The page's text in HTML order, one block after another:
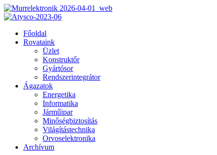
Főoldal
Rovataink
Üzlet
Konstruktőr
Gyártósor
Rendszerintegrátor
Ágazatok
Energetika
Informatika
Járműipar
Minőségbiztosítás
Világítástechnika
Orvoselektronika
Archívum